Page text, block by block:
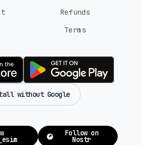
Refunds
Terms
without Google
Follow on
Nostr